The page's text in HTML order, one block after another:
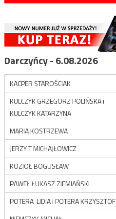
Darczyńcy - 6.08.2026
KACPER STAROŚCIAK
KULCZYK GRZEGORZ POLIŃSKA i
KULCZYK KATARZYNA
MARIA KOSTRZEWA
JERZY T MICHAJŁOWICZ
KOZIOŁ BOGUSŁAW
PAWEŁ ŁUKASZ ZIEMIAŃSKI
POTERA LIDIA i POTERA KRZYSZTOF